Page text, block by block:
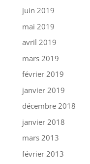
juin 2019
mai 2019
avril 2019
mars 2019
février 2019
janvier 2019
décembre 2018
janvier 2018
mars 2013
février 2013